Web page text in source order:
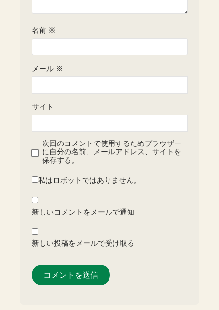
名前 ※
メール ※
サイト
次回のコメントで使用するためブラウザー
に自分の名前、メールアドレス、サイトを
保存する。
私はロボットではありません。
新しいコメントをメールで通知
新しい投稿をメールで受け取る